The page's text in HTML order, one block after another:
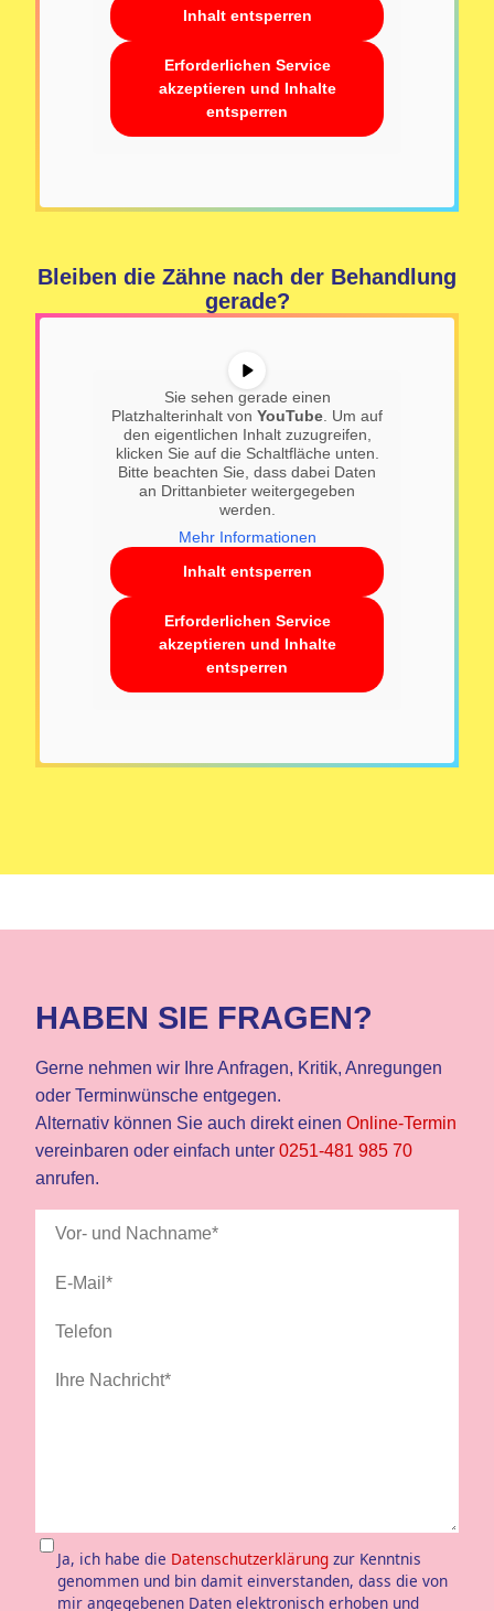
Inhalt entsperren
Erforderlichen Service
akzeptieren und Inhalte
entsperren
Bleiben die Zähne nach der Behandlung
gerade?
Sie sehen gerade einen
Platzhalterinhalt von YouTube . Um auf
den eigentlichen Inhalt zuzugreifen,
klicken Sie auf die Schaltfläche unten.
Bitte beachten Sie, dass dabei Daten
an Drittanbieter weitergegeben
werden.
Mehr Informationen
Inhalt entsperren
Erforderlichen Service
akzeptieren und Inhalte
entsperren
HABEN SIE FRAGEN?
Gerne nehmen wir Ihre Anfragen, Kritik, Anregungen
oder Terminwünsche entgegen.
Alternativ können Sie auch direkt einen Online-Termin
vereinbaren oder einfach unter 0251-481 985 70
anrufen.
Ja, ich habe die Datenschutzerklärung zur Kenntnis
genommen und bin damit einverstanden, dass die von
mir angegebenen Daten elektronisch erhoben und